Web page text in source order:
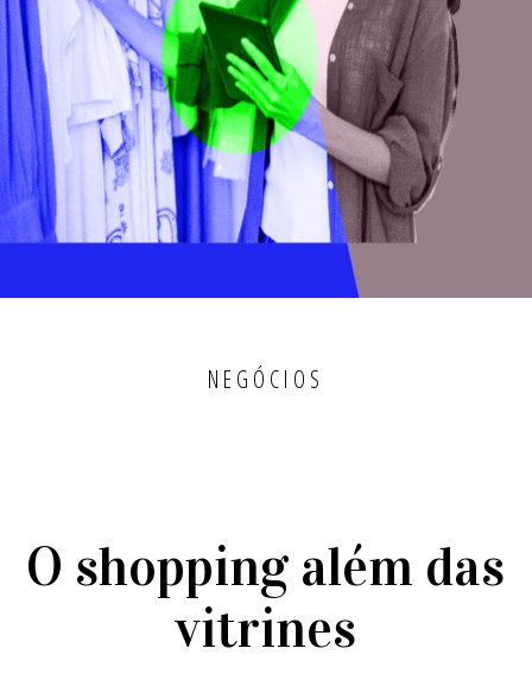
NEGÓCIOS
O shopping além das
vitrines